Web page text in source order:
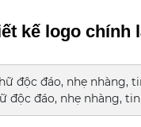
kế logo chính
độc đáo, nhẹ nhàng,